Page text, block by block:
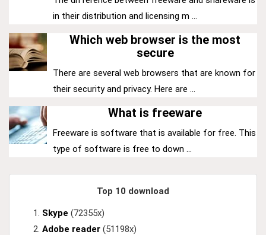
in their distribution and licensing m ...
Which web browser is the most
secure
There are several web browsers that are known for
their security and privacy. Here are ...
What is freeware
Freeware is software that is available for free. This
type of software is free to down ...
Top 10 download
Skype (72355x)
Adobe reader (51198x)